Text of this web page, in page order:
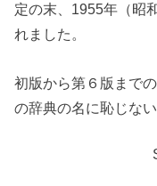
定の末、1955年（昭
れました。
初版から第６版まで
の辞典の名に恥じな